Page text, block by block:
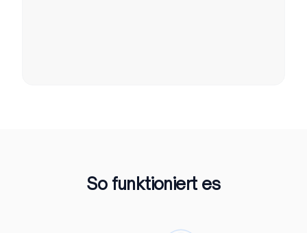
So funktioniert es